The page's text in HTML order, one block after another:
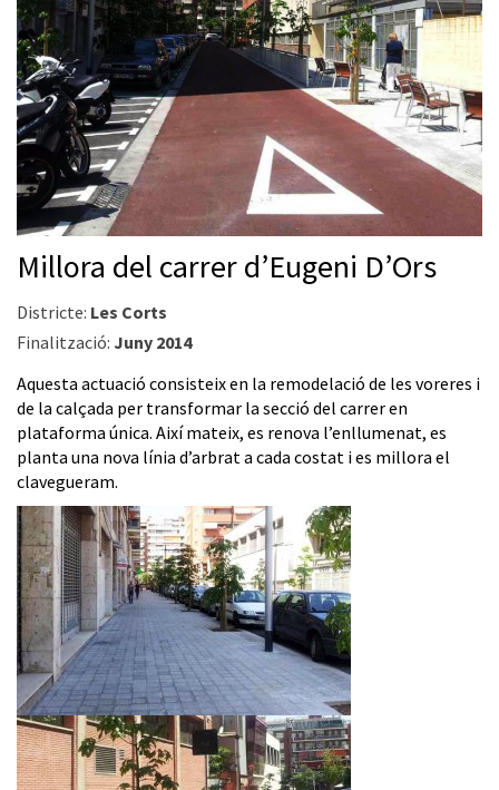
Millora del carrer d’Eugeni D’Ors
Districte: Les Corts
Finalització: Juny 2014
Aquesta actuació consisteix en la remodelació de les voreres i
de la calçada per transformar la secció del carrer en
plataforma única. Així mateix, es renova l’enllumenat, es
planta una nova línia d’arbrat a cada costat i es millora el
clavegueram.